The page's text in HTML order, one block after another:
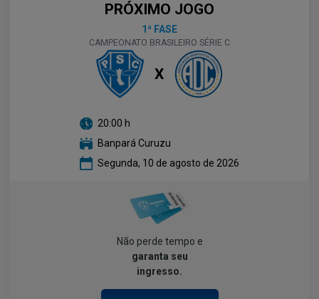
PRÓXIMO JOGO
1ª FASE
CAMPEONATO BRASILEIRO SÉRIE C
X
20:00 h
Banpará Curuzu
Segunda, 10 de agosto de 2026
Não perde tempo e
garanta seu
ingresso.